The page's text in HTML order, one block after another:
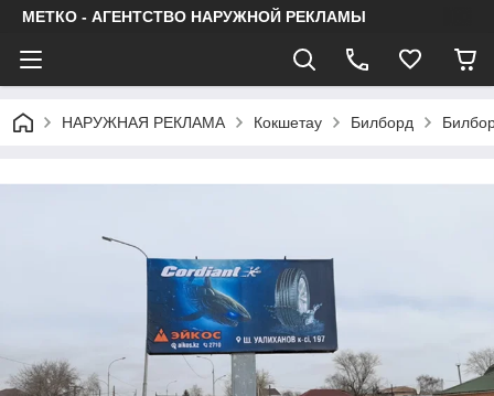
МЕТКО - АГЕНТСТВО НАРУЖНОЙ РЕКЛАМЫ
НАРУЖНАЯ РЕКЛАМА Кокшетау Билборд